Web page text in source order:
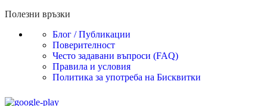
Полезни връзки
Блог / Публикации
Поверителност
Често задавани въпроси (FAQ)
Правила и условия
Политика за употреба на Бисквитки